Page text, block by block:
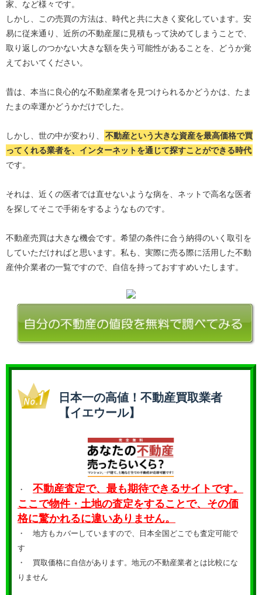
家、など様々です。
しかし、この売買の方法は、時代と共に大きく変化しています。安
易に従来通り、近所の不動産屋に見積もって決めてしまうことで、
取り返しのつかない大きな額を失う可能性があることを、どうか覚
えておいてください。
昔は、本当に良心的な不動産業者を見つけられるかどうかは、たま
たまの幸運かどうかだけでした。
しかし、世の中が変わり、
不動産という大きな資産を最高価格で買
ってくれる業者を、インターネットを通じて探すことができる時代
です。
それは、近くの医者では直せないような病を、ネットで高名な医者
を探してそこで手術をするようなものです。
不動産売買は大きな機会です。希望の条件に合う納得のいく取引を
していただければと思います。私も、実際に売る際に活用した不動
産仲介業者の一覧ですので、自信を持っておすすめいたします。
日本一の高値！不動産買取業者
【イエウール】
・ 不動産査定で、最も期待できるサイトです。
ここで物件・土地の査定をすることで、その価
格に驚かれるに違いありません。
・ 地方もカバーしていますので、日本全国どこでも査定可能で
す
・ 買取価格に自信があります。地元の不動産業者とは比較にな
りません